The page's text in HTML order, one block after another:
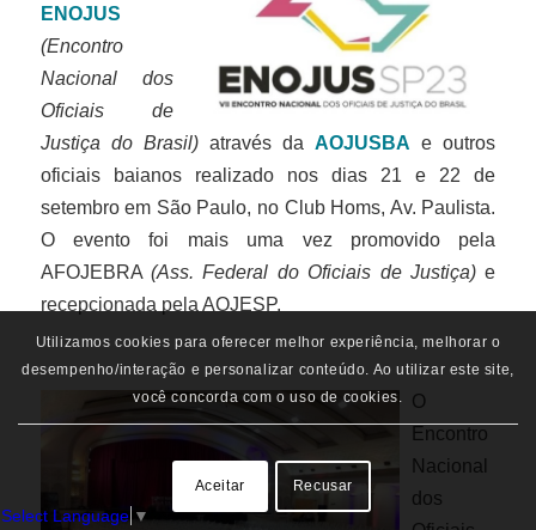
ENOJUS
(Encontro
Nacional dos
Oficiais de
Justiça do Brasil)através da AOJUSBA e outros
oficiais baianos realizado nos dias 21 e 22 de
setembro em São Paulo, no Club Homs, Av. Paulista.
O evento foi mais uma vez promovido pela
AFOJEBRA (Ass. Federal do Oficiais de Justiça) e
recepcionada pela AOJESP.
O
Encontro
Nacional
dos
Utilizamos cookies para oferecer melhor experiência, melhorar o
desempenho/interação e personalizar conteúdo. Ao utilizar este site,
você concorda com o uso de cookies.
Aceitar Recusar
Select Language ▼